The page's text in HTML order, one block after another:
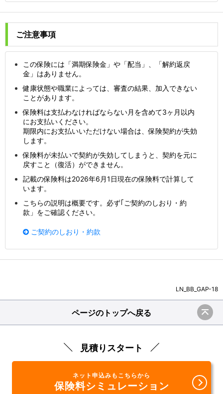
ご注意事項
この保険には「満期保険金」や「配当」、「解約返戻
金」はありません。
健康状態や職業によっては、審査の結果、加入できない
ことがあります。
保険料は支払わなければならない月を含めて3ヶ月以内
にお支払いください。
期限内にお支払いいただけない場合は、保険契約が失効
します。
保険料が未払いで契約が失効してしまうと、契約を元に
戻すこと（復活）ができません。
記載の保険料は2026年6月1日現在の保険料で計算して
います。
こちらの説明は概要です。必ず｢ご契約のしおり・約
款」をご確認ください。
ご契約のしおり・約款
LN_BB_GAP-18
見積りスタート
ネット申込みもこちらから
保険料シミュレーション
ページのトップへ戻る